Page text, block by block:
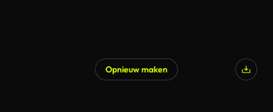
Opnieuw maken